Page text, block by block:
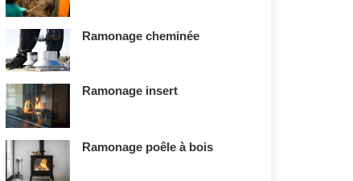
Ramonage cheminée
Ramonage insert
Ramonage poêle à bois